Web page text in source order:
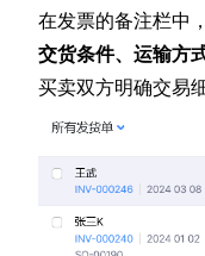
在发票的备注栏中
交货条件、运输方
买卖双方明确交易